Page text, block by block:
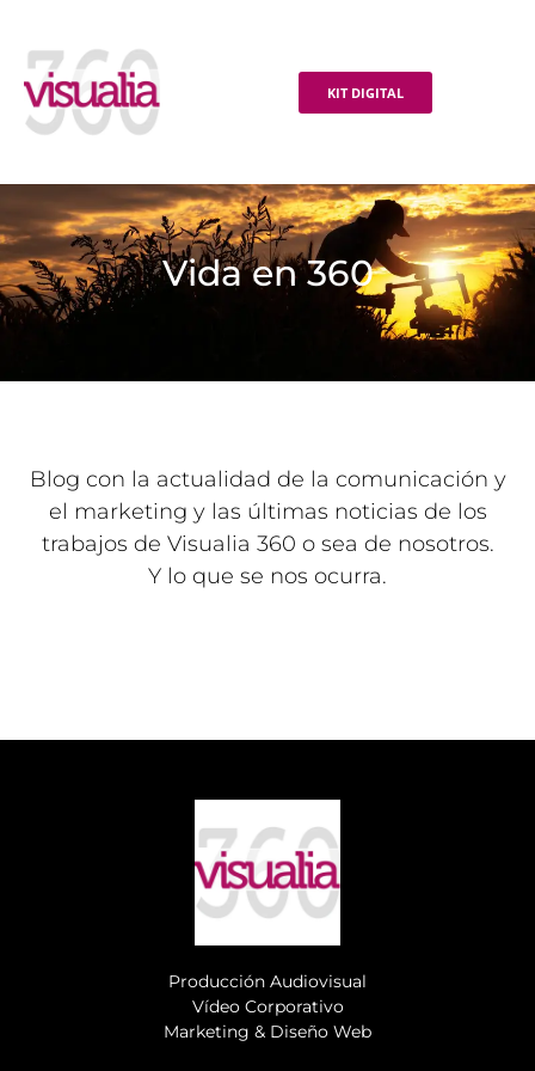
KIT DIGITAL
Vida en 360
Blog con la actualidad de la comunicación y
el marketing y las últimas noticias de los
trabajos de Visualia 360 o sea de nosotros.
Y lo que se nos ocurra.
Producción Audiovisual
Vídeo Corporativo
Marketing & Diseño Web